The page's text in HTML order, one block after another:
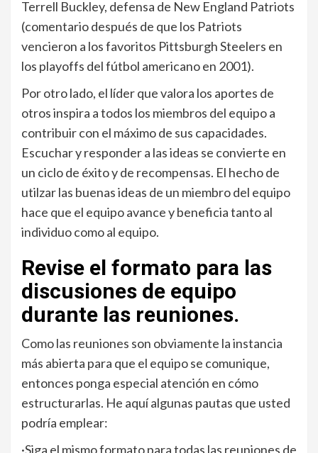
Terrell Buckley, defensa de New England Patriots
(comentario después de que los Patriots
vencieron a los favoritos Pittsburgh Steelers en
los playoffs del fútbol americano en 2001).
Por otro lado, el líder que valora los aportes de
otros inspira a todos los miembros del equipo a
contribuir con el máximo de sus capacidades.
Escuchar y responder a las ideas se convierte en
un ciclo de éxito y de recompensas. El hecho de
utilzar las buenas ideas de un miembro del equipo
hace que el equipo avance y beneficia tanto al
individuo como al equipo.
Revise el formato para las
discusiones de equipo
durante las reuniones.
Como las reuniones son obviamente la instancia
más abierta para que el equipo se comunique,
entonces ponga especial atención en cómo
estructurarlas. He aquí algunas pautas que usted
podría emplear:
·Siga el mismo formato para todas las reuniones de